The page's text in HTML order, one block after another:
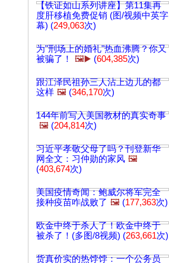
【铁证如山系列讲座】第11集再
度肝移植免费促销 (图/视频中英字
幕) (249,063次)
为"刑场上的婚礼"热血沸腾？你又
被骗了！
🖼️▶️ (604,385次)
跟江泽民祖孙三人沾上边儿的都
这样 🖼️ (346,170次)
144年前写入美国教材的真实奇事
🖼️ (204,814次)
习近平孝敬父母了吗？刊登新华
网全文：习仲勋的家风 🖼️
(403,674次)
美国疫情奇闻：鲍威尔将军完全
接种疫苗咋战败了 🖼️ (177,363次)
欧金中终于杀人了！欧金中终于
被杀了！(多图/8视频) (263,661次)
货真价实的热饽饽：一个公务员